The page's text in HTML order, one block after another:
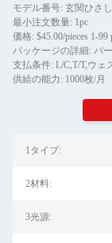
モデル番号: 玄関ひさ
最小注文数量: 1pc
価格: $45.00/pieces 1-99
パッケージの詳細: パ
支払条件: L/C,T/T,ウェ
供給の能力: 1000枚/月
1タイプ:
2材料:
3光源: